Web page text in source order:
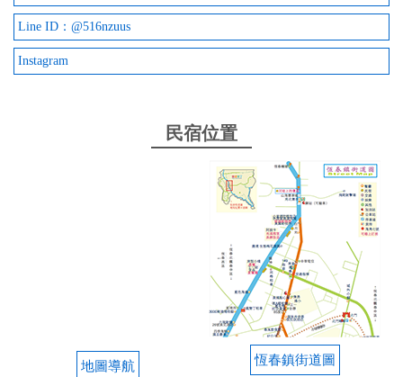
Line ID：@516nzuus
Instagram
民宿位置
地圖導航 恆春鎮街道圖